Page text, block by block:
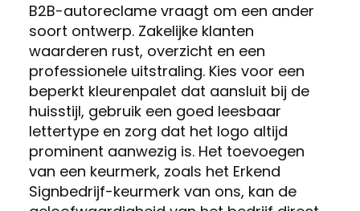
B2B-autoreclame vraagt om een ander
soort ontwerp. Zakelijke klanten
waarderen rust, overzicht en een
professionele uitstraling. Kies voor een
beperkt kleurenpalet dat aansluit bij de
huisstijl, gebruik een goed leesbaar
lettertype en zorg dat het logo altijd
prominent aanwezig is. Het toevoegen
van een keurmerk, zoals het Erkend
Signbedrijf-keurmerk van ons, kan de